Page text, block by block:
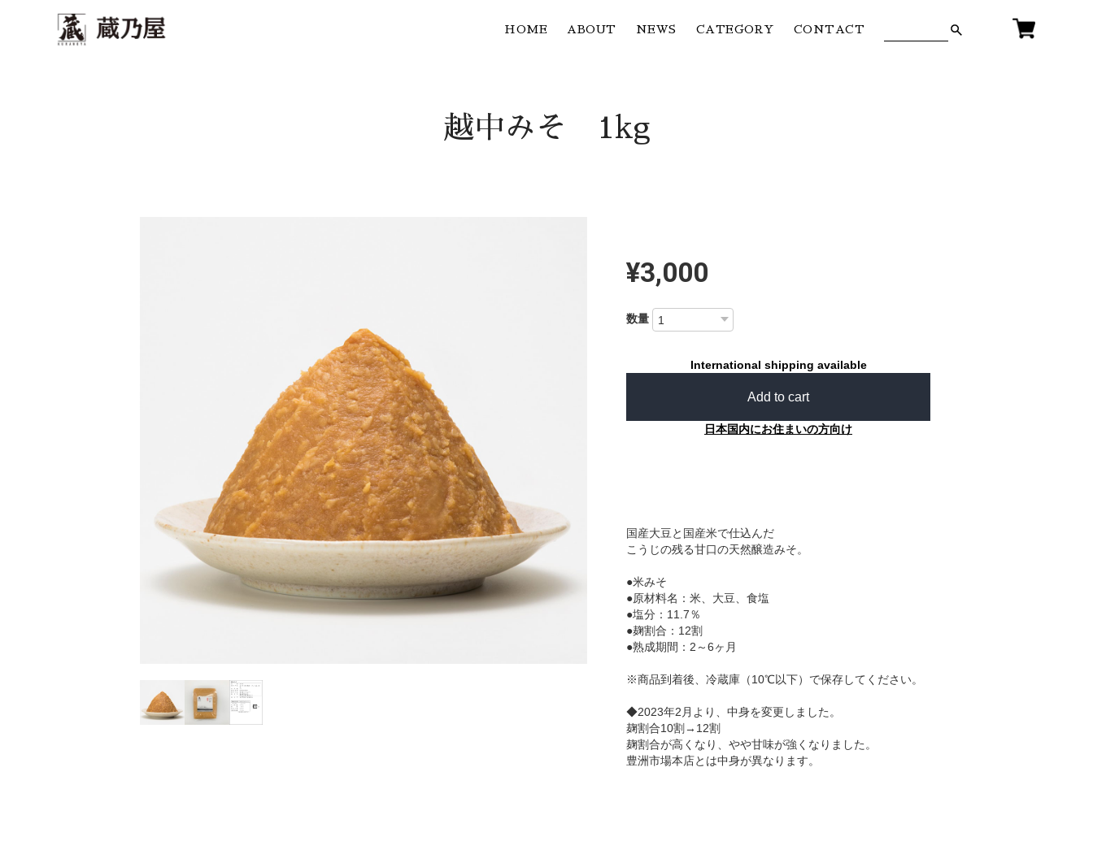
HOME ABOUT NEWS CATEGORY CONTACT
越中みそ 1kg
¥3,000
数量
International shipping available
Add to cart
日本国内にお住まいの方向け
国産大豆と国産米で仕込んだ
こうじの残る甘口の天然醸造みそ。
●米みそ
●原材料名：米、大豆、食塩
●塩分：11.7％
●麹割合：12割
●熟成期間：2～6ヶ月
※商品到着後、冷蔵庫（10℃以下）で保存してください。
◆2023年2月より、中身を変更しました。
麹割合10割→12割
麹割合が高くなり、やや甘味が強くなりました。
豊洲市場本店とは中身が異なります。